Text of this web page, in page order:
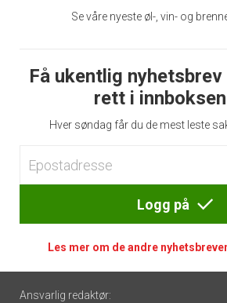
Se våre nyeste øl-, vin- og
Få ukentlig
rett i
Hver søndag får du de mest leste
Logg på
Les mer om de andre
Footer
Ansvarlig redaktør: